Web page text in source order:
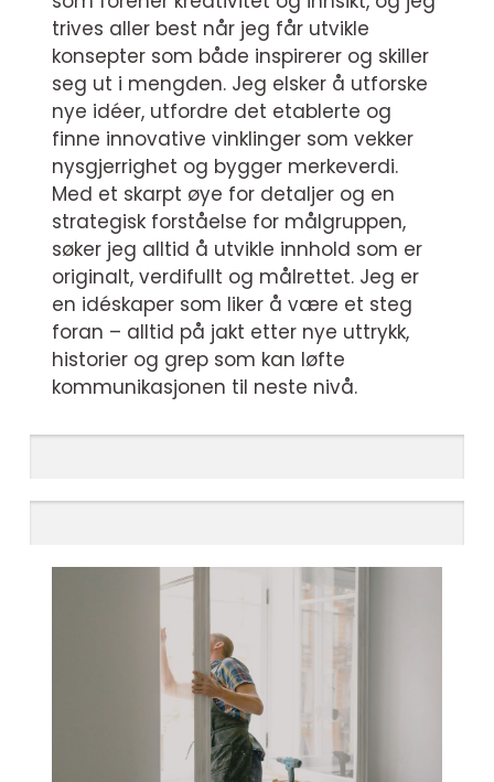
trives aller best når jeg får utvikle
konsepter som både inspirerer og skiller
seg ut i mengden. Jeg elsker å utforske
nye idéer, utfordre det etablerte og
finne innovative vinklinger som vekker
nysgjerrighet og bygger merkeverdi.
Med et skarpt øye for detaljer og en
strategisk forståelse for målgruppen,
søker jeg alltid å utvikle innhold som er
originalt, verdifullt og målrettet. Jeg er
en idéskaper som liker å være et steg
foran – alltid på jakt etter nye uttrykk,
historier og grep som kan løfte
kommunikasjonen til neste nivå.